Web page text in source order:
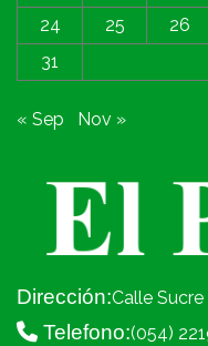
24
25 26
31
« Sep Nov »
Dirección:Calle Sucre
Telefono:(054)